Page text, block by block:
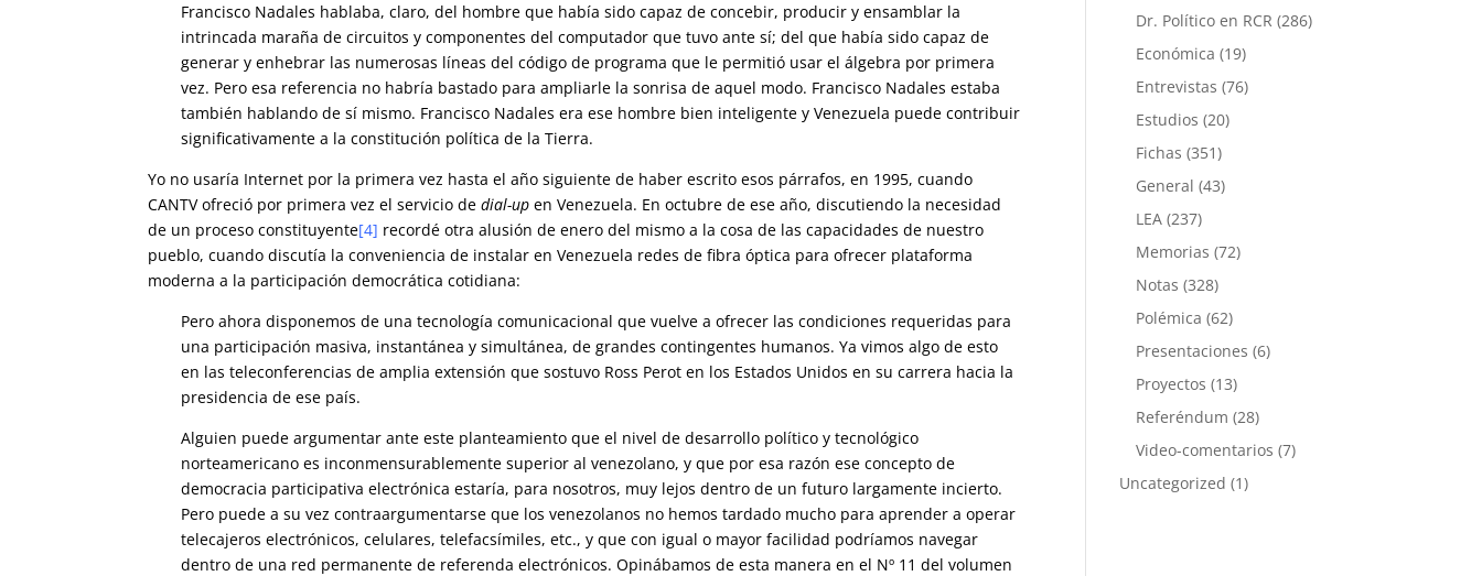
Francisco Nadales hablaba, claro, del hombre que había sido capaz de concebir, producir y ensamblar la
intrincada maraña de circuitos y componentes del computador que tuvo ante sí; del que había sido capaz de
generar y enhebrar las numerosas líneas del código de programa que le permitió usar el álgebra por primera
vez. Pero esa referencia no habría bastado para ampliarle la sonrisa de aquel modo. Francisco Nadales estaba
también hablando de sí mismo. Francisco Nadales era ese hombre bien inteligente y Venezuela puede contribuir
significativamente a la constitución política de la Tierra.
Yo no usaría Internet por la primera vez hasta el año siguiente de haber escrito esos párrafos, en 1995, cuando
CANTV ofreció por primera vez el servicio dedial-up en Venezuela. En octubre de ese año, discutiendo la necesidad
de un proceso constituyente[4] recordé otra alusión de enero del mismo a la cosa de las capacidades de nuestro
pueblo, cuando discutía la conveniencia de instalar en Venezuela redes de fibra óptica para ofrecer plataforma
moderna a la participación democrática cotidiana:
Pero ahora disponemos de una tecnología comunicacional que vuelve a ofrecer las condiciones requeridas para
una participación masiva, instantánea y simultánea, de grandes contingentes humanos. Ya vimos algo de esto
en las teleconferencias de amplia extensión que sostuvo Ross Perot en los Estados Unidos en su carrera hacia la
presidencia de ese país.
Alguien puede argumentar ante este planteamiento que el nivel de desarrollo político y tecnológico
norteamericano es inconmensurablemente superior al venezolano, y que por esa razón ese concepto de
democracia participativa electrónica estaría, para nosotros, muy lejos dentro de un futuro largamente incierto.
Pero puede a su vez contraargumentarse que los venezolanos no hemos tardado mucho para aprender a operar
telecajeros electrónicos, celulares, telefacsímiles, etc., y que con igual o mayor facilidad podríamos navegar
dentro de una red permanente de referenda electrónicos. Opinábamos de esta manera en el Nº 11 del volumen
Dr. Político en RCR (286)
Económica (19)
Entrevistas (76)
Estudios (20)
Fichas (351)
General (43)
LEA (237)
Memorias (72)
Notas (328)
Polémica (62)
Presentaciones (6)
Proyectos (13)
Referéndum (28)
Video-comentarios (7)
Uncategorized (1)